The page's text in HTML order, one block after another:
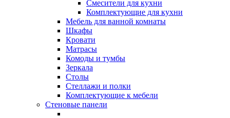
Смесители для кухни
Комплектующие для кухни
Мебель для ванной комнаты
Шкафы
Кровати
Матрасы
Комоды и тумбы
Зеркала
Столы
Стеллажи и полки
Комплектующие к мебели
Стеновые панели